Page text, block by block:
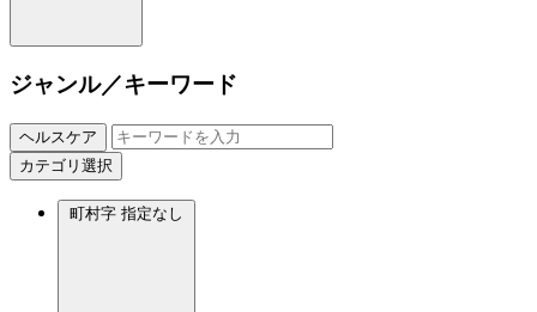
ジャンル／キーワード
ヘルスケア
カテゴリ選択
町村字 指定なし